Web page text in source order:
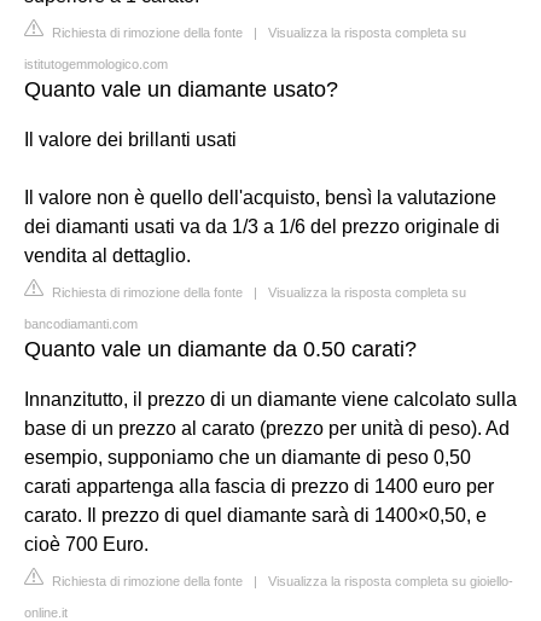
Richiesta di rimozione della fonte | Visualizza la risposta completa su
istitutogemmologico.com
Quanto vale un diamante usato?
Il valore dei brillanti usati
Il valore non è quello dell'acquisto, bensì la valutazione
dei diamanti usati va da 1/3 a 1/6 del prezzo originale di
vendita al dettaglio.
Richiesta di rimozione della fonte | Visualizza la risposta completa su
bancodiamanti.com
Quanto vale un diamante da 0.50 carati?
Innanzitutto, il prezzo di un diamante viene calcolato sulla
base di un prezzo al carato (prezzo per unità di peso). Ad
esempio, supponiamo che un diamante di peso 0,50
carati appartenga alla fascia di prezzo di 1400 euro per
carato. Il prezzo di quel diamante sarà di 1400×0,50, e
cioè 700 Euro.
Richiesta di rimozione della fonte | Visualizza la risposta completa su gioiello-
online.it